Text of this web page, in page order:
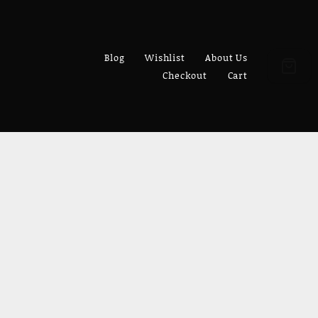
Blog Wishlist
About Us
Checkout
Cart